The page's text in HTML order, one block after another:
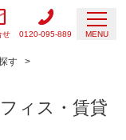
せ 0120-095-889 MENU
す
ィス・賃貸